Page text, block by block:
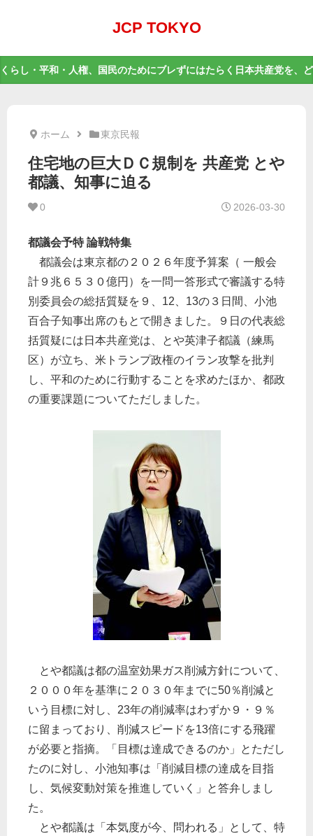
JCP TOKYO
くらし・平和・人権、国民のためにブレずにはたらく日本共産党を、
ホーム 東京民報
住宅地の巨大ＤＣ規制を 共産党 とや
都議、知事に迫る
0 2026-03-30
都議会予特 論戦特集
都議会は東京都の２０２６年度予算案（ 一般会
計９兆６５３０億円）を一問一答形式で審議する特
別委員会の総括質疑を９、12、13の３日間、小池
百合子知事出席のもとで開きました。９日の代表総
括質疑には日本共産党は、とや英津子都議（練馬
区）が立ち、米トランプ政権のイラン攻撃を批判
し、平和のために行動することを求めたほか、都政
の重要課題についてただしました。
とや都議は都の温室効果ガス削減方針について、
２０００年を基準に２０３０年までに50％削減と
いう目標に対し、23年の削減率はわずか９・９％
に留まっており、削減スピードを13倍にする飛躍
が必要と指摘。「目標は達成できるのか」とただし
たのに対し、小池知事は「削減目標の達成を目指
し、気候変動対策を推進していく」と答弁しまし
た。
とや都議は「本気度が今、問われる」として、特